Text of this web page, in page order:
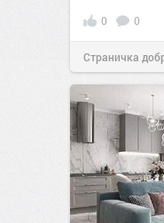
0 0
Страничка
позитива!